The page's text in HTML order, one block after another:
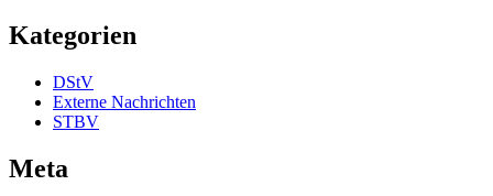
Kategorien
DStV
Externe Nachrichten
STBV
Meta